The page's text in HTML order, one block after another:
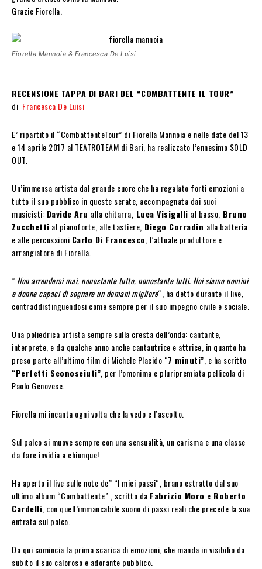
Grazie Fiorella.
Fiorella Mannoia & Francesca De Luisi
RECENSIONE TAPPA DI BARI DEL “COMBATTENTE IL TOUR”
di Francesca De Luisi
E’ ripartito il “CombattenteTour” di Fiorella Mannoia e nelle date del 13
e 14 aprile 2017 al TEATROTEAM di Bari, ha realizzato l’ennesimo SOLD
OUT.
Un’immensa artista dal grande cuore che ha regalato forti emozioni a
tutto il suo pubblico in queste serate, accompagnata dai suoi
musicisti: Davide Aru alla chitarra, Luca Visigalli al basso, Bruno
Zucchetti al pianoforte, alle tastiere, Diego Corradin alla batteria
e alle percussioni Carlo Di Francesco , l’attuale produttore e
arrangiatore di Fiorella.
” Non arrendersi mai, nonostante tutto, nonostante tutti. Noi siamo uomini
e donne capaci di sognare un domani migliore“, ha detto durante il live,
contraddistinguendosi come sempre per il suo impegno civile e sociale.
Una poliedrica artista sempre sulla cresta dell’onda: cantante,
interprete, e da qualche anno anche cantautrice e attrice, in quanto ha
preso parte all’ultimo film di Michele Placido “7 minuti”, e ha scritto
“Perfetti Sconosciuti”, per l’omonima e pluripremiata pellicola di
Paolo Genovese.
Fiorella mi incanta ogni volta che la vedo e l’ascolto.
Sul palco si muove sempre con una sensualità, un carisma e una classe
da fare invidia a chiunque!
Ha aperto il live sulle note de” “I miei passi“, brano estratto dal suo
ultimo album “Combattente” , scritto da Fabrizio Moro e Roberto
Cardelli , con quell’immancabile suono di passi reali che precede la sua
entrata sul palco.
Da qui comincia la prima scarica di emozioni, che manda in visibilio da
subito il suo caloroso e adorante pubblico.